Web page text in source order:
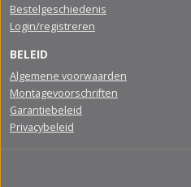
Bestelgeschiedenis
Login/registreren
BELEID
Algemene voorwaarden
Montagevoorschriften
Garantiebeleid
Privacybeleid